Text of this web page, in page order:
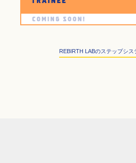
REBIRTH LABのステップシス